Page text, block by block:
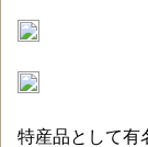
特産品として有